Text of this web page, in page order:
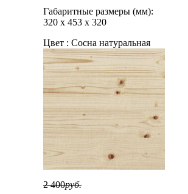
Габаритные размеры (мм):
320 х 453 х 320
Цвет : Сосна натуральная
2 400руб.